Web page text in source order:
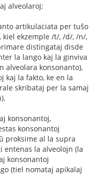
alveolaroj:
artikulaciata per tuŝo
ekzemple /t/, /d/, /n/,
distingataj disde
la lango kaj la ginviva
alveolara konsonanto),
kaj la fakto, ke en la
skribataj per la samaj
konsonantoj,
konsonantoj
proksime al la supra
entenas la alveolojn (la
konsonantoj
(tiel nomataj apikalaj